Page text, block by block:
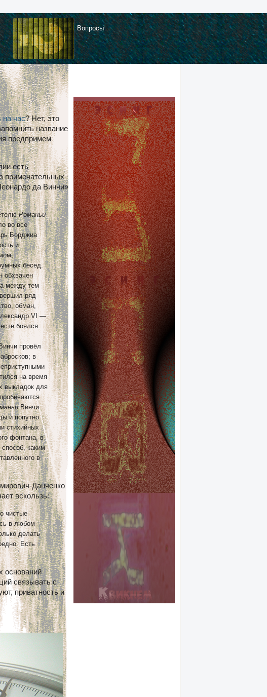
Вопросы
на час? Нет, это
название
предпримем
есть
примечательных
да Винчи»
Романьи
во все
Борджиа
и
бесед.
обхвачен
а между тем
ряд
обман,
VI —
боялся.
провёл
в
на время
выкладок для
Винчи
и попутно
стихийных
фонтана, в
каким
в
Данченко
вскользь:
чистые
в любом
делать
Есть
оснований
связывать с
приватность и